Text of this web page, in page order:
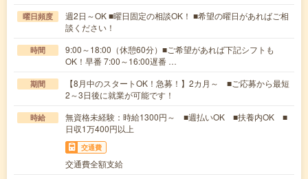
曜日頻度
週2日～OK ■曜日固定の相談OK！ ■希望の曜日があればご相
談ください！
時間
9:00～18:00（休憩60分）■ご希望があれば下記シフトも
OK！早番 7:00～16:00遅番 …
期間
【8月中のスタートOK！急募！】2カ月～ ■ご応募から最短
2～3日後に就業が可能です！
時給
無資格未経験：時給1300円～ ■週払いOK ■扶養内OK ■
日収1万400円以上
交通費
交通費全額支給